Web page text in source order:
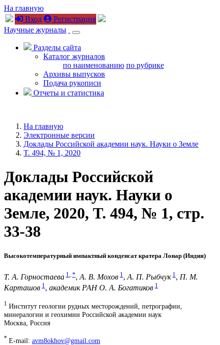
На главную
Вход
Регистрация
Научные журналы
Разделы сайта
Каталог журналов
по наименованию по рубрике
Архивы выпусков
Подача рукописи
Отчеты и статистика
На главную
Электронные версии
Доклады Российской академии наук. Науки о Земле
T. 494, № 1, 2020
Доклады Российской
академии наук. Науки о
Земле, 2020, T. 494, № 1, стр.
33-38
Высокотемпературный импактный конденсат кратера Лонар (Индия)
Т. А. Горностаева 1 *, А. В. Мохов 1 , А. П. Рыбчук 1 , П. М.
Карташов 1, академик РАН О. А. Богатиков 1
1 Институт геологии рудных месторождений, петрографии,
минералогии и геохимии Российской академии наук
Москва, Россия
* E-mail: avm8okhov@gmail.com